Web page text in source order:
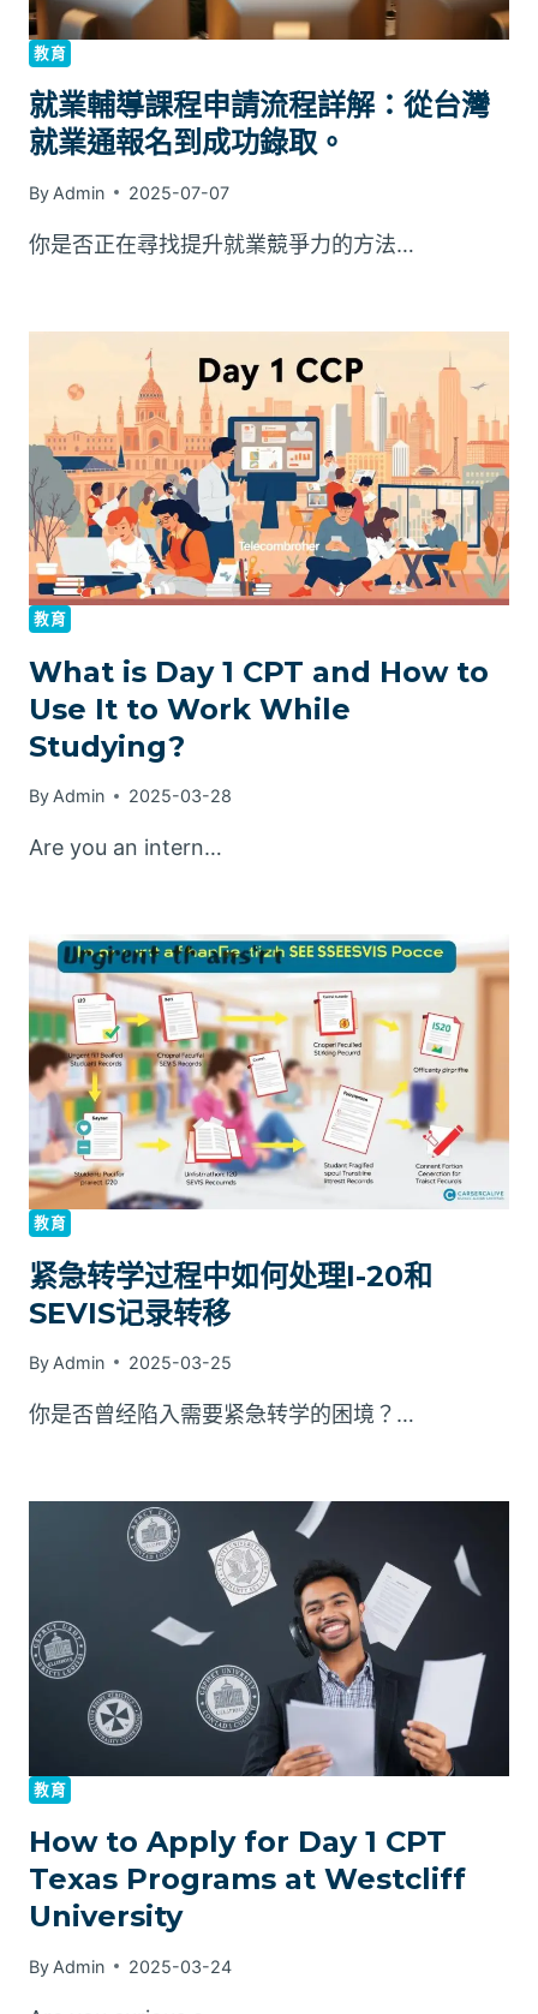
教育
就業輔導課程申請流程詳解：從台灣
就業通報名到成功錄取。
By Admin 2025-07-07
你是否正在尋找提升就業競爭力的方法…
教育
What is Day 1 CPT and How to
Use It to Work While
Studying?
By Admin 2025-03-28
Are you an intern…
教育
紧急转学过程中如何处理I-20和
SEVIS记录转移
By Admin 2025-03-25
你是否曾经陷入需要紧急转学的困境？…
教育
How to Apply for Day 1 CPT
Texas Programs at Westcliff
University
By Admin 2025-03-24